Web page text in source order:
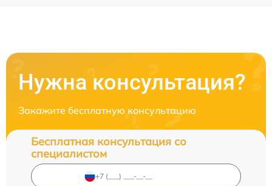
Нужна консультация?
Закажите бесплатную консультацию
Бесплатная консультация со
специалистом